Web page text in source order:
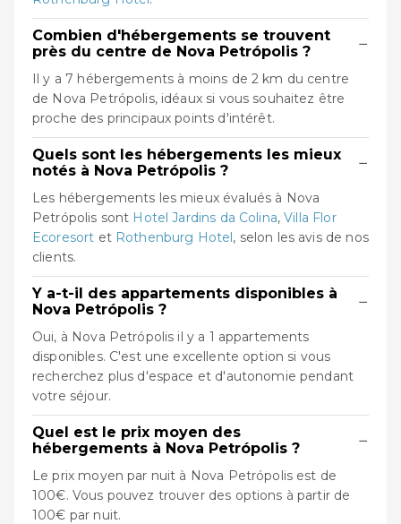
Combien d'hébergements se trouvent
près du centre de Nova Petrópolis ?
−
Il y a 7 hébergements à moins de 2 km du centre
de Nova Petrópolis, idéaux si vous souhaitez être
proche des principaux points d'intérêt.
Quels sont les hébergements les mieux
notés à Nova Petrópolis ?
−
Les hébergements les mieux évalués à Nova
Petrópolis sont Hotel Jardins da Colina,Villa Flor
Ecoresort et Rothenburg Hotel, selon les avis de nos
clients.
Y a-t-il des appartements disponibles à
Nova Petrópolis ?
−
Oui, à Nova Petrópolis il y a 1 appartements
disponibles. C'est une excellente option si vous
recherchez plus d'espace et d'autonomie pendant
votre séjour.
Quel est le prix moyen des
hébergements à Nova Petrópolis ?
−
Le prix moyen par nuit à Nova Petrópolis est de
100€. Vous pouvez trouver des options à partir de
100€ par nuit.